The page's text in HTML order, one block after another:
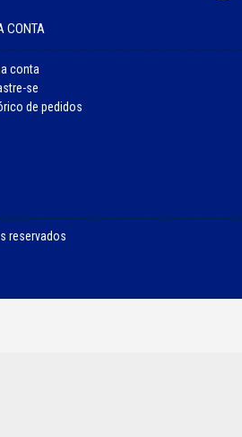
CONTA
conta
se
de pedidos
reservados